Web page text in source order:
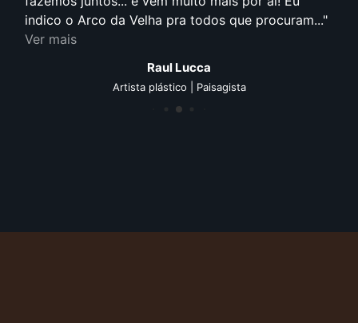
indico o Arco da Velha pra todos que procuram...
Ver mais
Raul Lucca
Artista plástico | Paisagista